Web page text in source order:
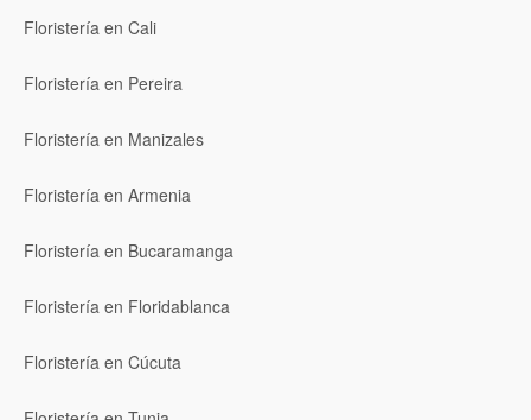
Floristería en Cali
Floristería en Pereira
Floristería en Manizales
Floristería en Armenia
Floristería en Bucaramanga
Floristería en Floridablanca
Floristería en Cúcuta